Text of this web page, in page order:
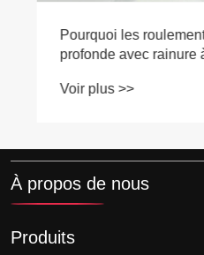
Pourquoi les
profonde avec rainure
de l'espace lorsque les
Voir plus >>
À propos de nous
Produits